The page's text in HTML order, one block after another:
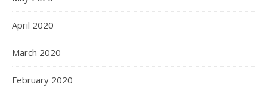
April 2020
March 2020
February 2020